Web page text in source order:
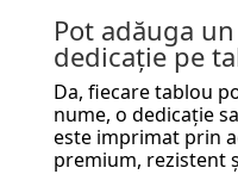
Pot adăuga
dedicație pe
Da, fiecare tablou
nume, o dedicație
este imprimat prin
premium, rezistent